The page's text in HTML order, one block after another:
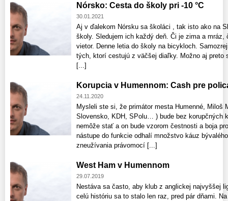
Nórsko: Cesta do školy pri -10 °C
30.01.2021
Aj v ďalekom Nórsku sa školáci , tak isto ako na
školy. Sledujem ich každý deň. Či je zima a
vietor. Denne letia do školy na bicykloch.
tých, ktorí cestujú z väčšej diaľky. Možno aj preto
[...]
Korupcia v Humennom: Cash pre
24.11.2020
Mysleli ste si, že primátor mesta Humenné, Miloš
Slovensko, KDH, SPolu… ) bude bez korupčných
nemôže stať a on bude vzorom čestnosti a boja
nástupe do funkcie odhalí množstvo káuz
zneužívania právomocí [...]
West Ham v Humennom
29.07.2019
Nestáva sa často, aby klub z anglickej najvyššej
celú históriu sa to stalo len raz, pred pár dňami.